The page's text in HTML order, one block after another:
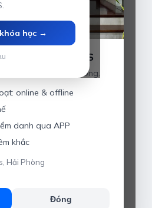
Thầy Anh IELTS
nghiệm tại Hải Phòng.
online & offline
danh qua APP
khắc
Hải Phòng
Đóng
học →